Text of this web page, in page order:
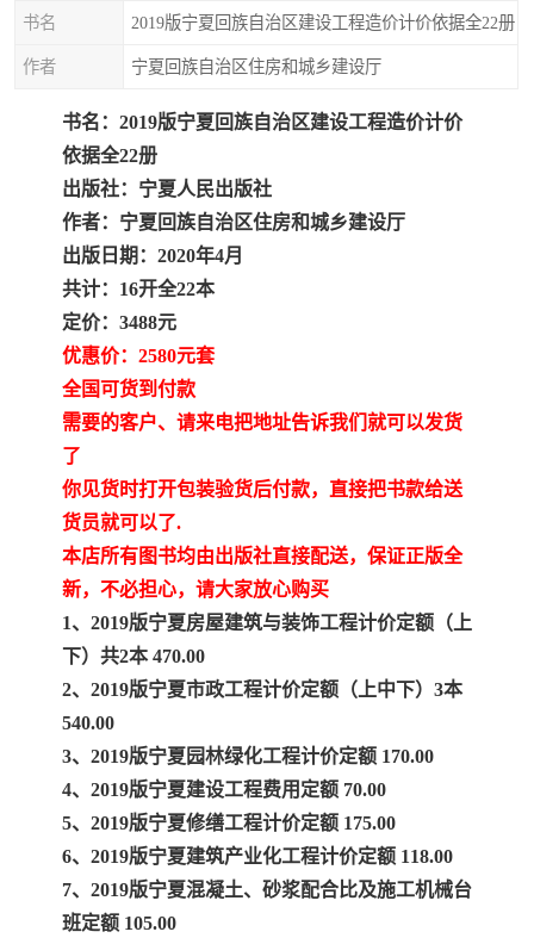
书名 2019版宁夏回族自治区建设工程造价计价依据全22册
作者 宁夏回族自治区住房和城乡建设厅
书名：2019版宁夏回族自治区建设工程造价计价
依据全22册
出版社：宁夏人民出版社
作者：宁夏回族自治区住房和城乡建设厅
出版日期：2020年4月
共计：16开全22本
定价：3488元
优惠价：2580元套
全国可货到付款
需要的客户、请来电把地址告诉我们就可以发货
了
你见货时打开包装验货后付款，直接把书款给送
货员就可以了.
本店所有图书均由出版社直接配送，保证正版全
新，不必担心，请大家放心购买
1、2019版宁夏房屋建筑与装饰工程计价定额（上
下）共2本 470.00
2、2019版宁夏市政工程计价定额（上中下）3本
540.00
3、2019版宁夏园林绿化工程计价定额 170.00
4、2019版宁夏建设工程费用定额 70.00
5、2019版宁夏修缮工程计价定额 175.00
6、2019版宁夏建筑产业化工程计价定额 118.00
7、2019版宁夏混凝土、砂浆配合比及施工机械台
班定额 105.00
锅炉及压力容器规范国际 广东省建设工程预算定额
甘肃省建设工程预算定额
内蒙古建设工程预算定额 公路工程预算定额
陕西建设工程消耗量定额
贵州水利水电定额
青海省建筑工程消耗量定
20kv及以下配电网工程定
验评定标准
广西建筑安装工程预算定 内河沿海港口疏浚定额
*考军校教材 黑龙江建设工程计价定额
依据
海南省建设工程预算定额 浙江省建设工程预算定额
电力工程预算概算定额 重庆市建设工程计价定额
江苏省建设工程计价定额
额
四川省清单定额 河南省建设工程预算定额
云南省建设工程预算定额 2020民法典
陕西省水利工程概预算定